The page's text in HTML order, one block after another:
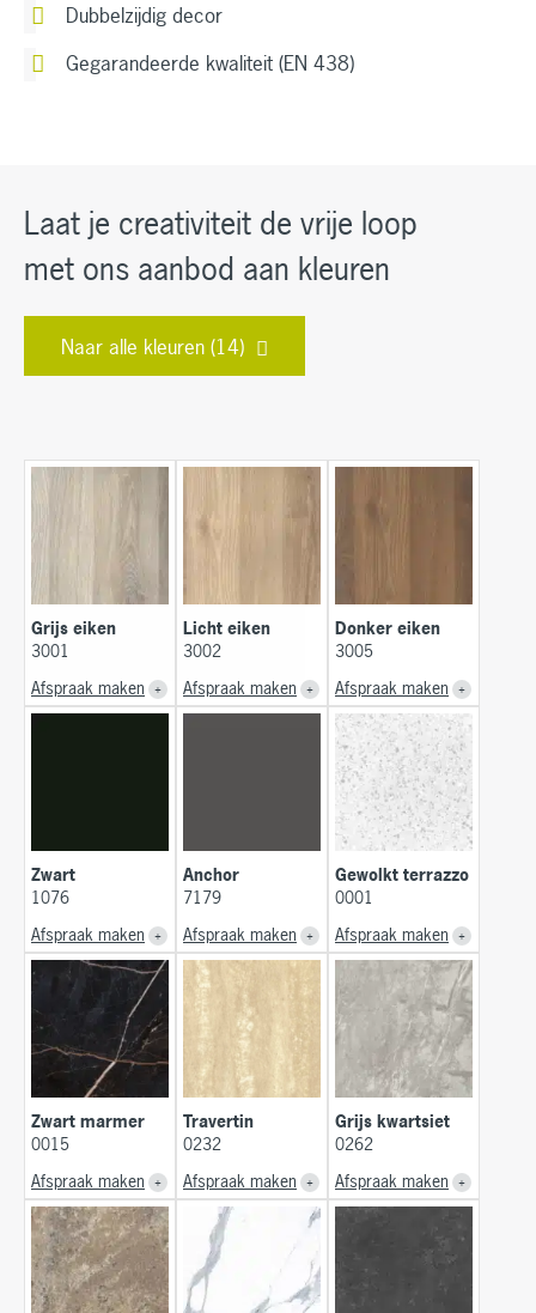
Dubbelzijdig decor
Gegarandeerde kwaliteit (EN 438)
Laat je creativiteit de vrije loop
met ons aanbod aan kleuren
Naar alle kleuren (14)
Grijs eiken
3001
Afspraak maken
Licht eiken
3002
Afspraak maken
Donker eiken
3005
Afspraak maken
Zwart
1076
Afspraak maken
Anchor
7179
Afspraak maken
Gewolkt terrazzo
0001
Afspraak maken
Zwart marmer
0015
Afspraak maken
Travertin
0232
Afspraak maken
Grijs kwartsiet
0262
Afspraak maken